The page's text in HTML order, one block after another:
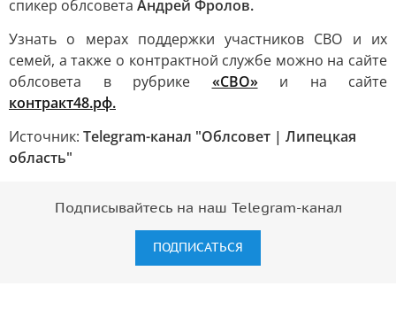
спикер облсовета Андрей Фролов.
Узнать о мерах поддержки участников СВО и их
семей, а также о контрактной службе можно на сайте
облсовета в рубрике «СВО»и на сайте
контракт48.рф.
Источник: Telegram-канал "Облсовет | Липецкая
область"
Подписывайтесь на наш Telegram-канал
ПОДПИСАТЬСЯ